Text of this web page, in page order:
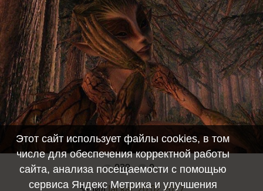
Полный размер -640x480/ 73.5Kb
939
0
ЗалилJackal, 20.02.2017
Этот сайт использует файлы cookies, в том
числе для обеспечения корректной работы
сайта, анализа посещаемости с помощью
сервиса Яндекс Метрика и улучшения